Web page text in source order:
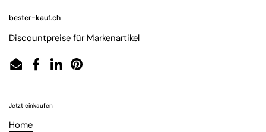
bester-kauf.ch
Discountpreise für Markenartikel
EmailFacebook
LinkedInPinterest
Jetzt einkaufen
Home